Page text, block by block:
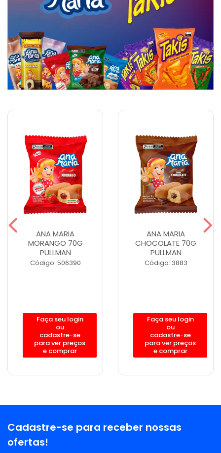
ANA MARIA
MORANGO 70G
PULLMAN
Código: 506390
Faça seu login
ou
cadastre-se
para ver preços
e comprar
ANA MARIA
CHOCOLATE 70G
PULLMAN
Código: 3883
Faça seu login
ou
cadastre-se
para ver preços
e comprar
Cadastre-se para receber nossas
ofertas!